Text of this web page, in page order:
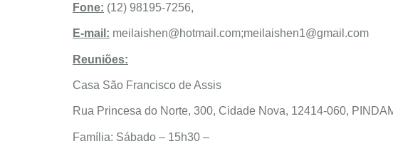
Fone: (12) 98195-7256,
E-mail: meilaishen@hotmail.com;meilaishen1@gmail.com
Reuniões:
Casa São Francisco de Assis
Rua Princesa do Norte, 300, Cidade Nova, 12414-060,
Família: Sábado – 15h30 –